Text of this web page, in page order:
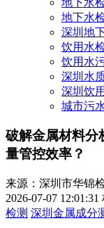
地下水
深圳地
饮用水
饮用水
深圳水
深圳饮
城市污
破解金属材料分
量管控效率？
来源：深圳市华锦
2026-07-07 12:01:31
检测 深圳金属成分